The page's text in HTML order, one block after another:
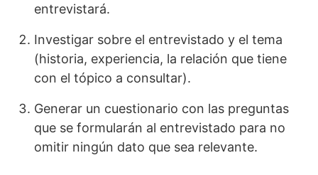
entrevistará.
Investigar sobre el entrevistado y el tema
(historia, experiencia, la relación que tiene
con el tópico a consultar).
Generar un cuestionario con las preguntas
que se formularán al entrevistado para no
omitir ningún dato que sea relevante.